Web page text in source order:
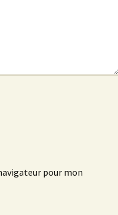
pour mon